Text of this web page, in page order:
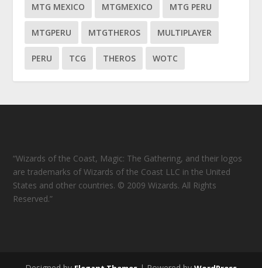
MTG MEXICO MTGMEXICO MTG PERU
MTGPERU MTGTHEROS MULTIPLAYER
PERU TCG THEROS WOTC
“Wizards of the Coast, Magic: The Gathering, and their logos
are trademarks of Wizards of the Coast LLC in the United
States and other countries. © 2009 Wizards. All Rights
Reserved.”